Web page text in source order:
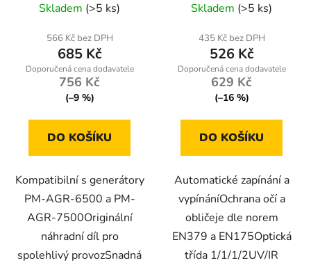
Skladem (>5 ks)
566 Kč bez DPH
685 Kč
756 Kč
(–9 %)
DO KOŠÍKU
Kompatibilní s generátory
PM-AGR-6500 a PM-
AGR-7500Originální
náhradní díl pro
spolehlivý provozSnadná
Skladem (>5 ks)
435 Kč bez DPH
526 Kč
629 Kč
(–16 %)
DO KOŠÍKU
Automatické zapínání a
vypínáníOchrana očí a
obličeje dle norem
EN379 a EN175Optická
třída 1/1/1/2UV/IR